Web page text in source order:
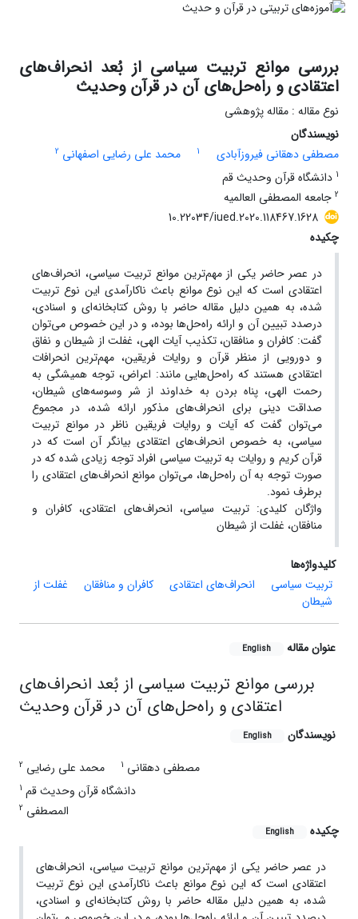
بررسی موانع تربیت سیاسی از بُعد انحراف‌های
اعتقادی و راه‌حل‌های آن در قرآن وحدیث
نوع مقاله : مقاله پژوهشی
نویسندگان
مصطفی دهقانی فیروزآبادی
1 محمد علی رضایی اصفهانی 2
1 دانشگاه قرآن وحدیث قم
2 جامعه المصطفی العالمیه
10.22034/iued.2020.118467.1628
چکیده
در عصر حاضر یکی از مهم‌ترین موانع تربیت سیاسی، انحراف‌های
اعتقادی است که این نوع موانع باعث ناکارآمدی این نوع تربیت
شده، به همین دلیل مقاله حاضر با روش کتابخانه‌ای و اسنادی،
درصدد تبیین آن و ارائه راه‌حل‌ها بوده، و در این خصوص می‌توان
گفت: کافران و منافقان، تکذیب آیات الهی،‌ غفلت از شیطان و نفاق
و دورویی از منظر قرآن و روایات فریقین، مهم‌ترین انحرافات
اعتقادی هستند که راه‌حل‌هایی مانند: اعراض، توجه همیشگی به
رحمت الهی، پناه بردن به خداوند از شر وسوسه‌های شیطان،
صداقت دینی برای انحراف‌های مذکور ارائه شده، در مجموع
می‌توان گفت که آیات و روایات فریقین ناظر در موانع تربیت
سیاسی، به خصوص انحراف‌های اعتقادی بیانگر آن است که در
قرآن کریم و روایات به تربیت سیاسی افراد توجه زیادی شده که در
صورت توجه به آن راه‌حل‌ها، می‌توان موانع انحراف‌های اعتقادی را
برطرف نمود.
واژگان کلیدی: تربیت سیاسی، انحراف‌های اعتقادی، کافران و
منافقان، غفلت از شیطان
کلیدواژه‌ها
تربیت سیاسی
انحراف‌های اعتقادی کافران و منافقان
غفلت از
شیطان
عنوان مقاله English
بررسی موانع تربیت سیاسی از بُعد انحراف‌های
اعتقادی و راه‌حل‌های آن در قرآن وحدیث
نویسندگان English
مصطفی دهقانی 1 محمد علی رضایی 2
1 دانشگاه قرآن وحدیث قم
2 المصطفی
چکیده
English
در عصر حاضر یکی از مهم‌ترین موانع تربیت سیاسی، انحراف‌های
اعتقادی است که این نوع موانع باعث ناکارآمدی این نوع تربیت
شده، به همین دلیل مقاله حاضر با روش کتابخانه‌ای و اسنادی،